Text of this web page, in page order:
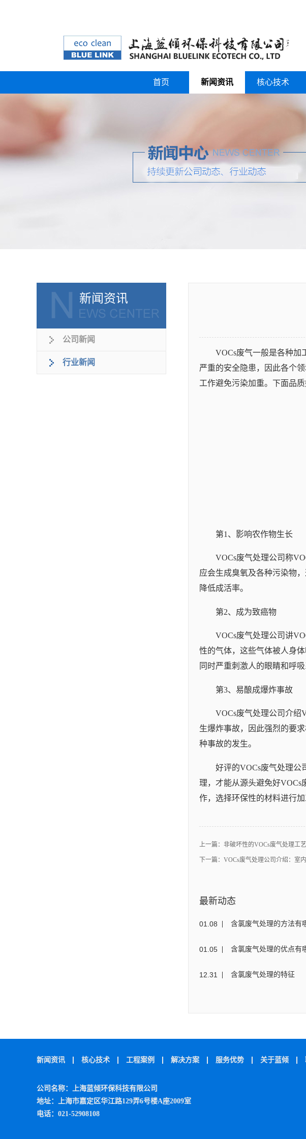
首页 新闻资讯 核心技术
新闻资讯
公司新闻
行业新闻
VOCs废气一般是各种加
严重的安全隐患，因此各个
工作避免污染加重。下面品
第1、影响农作物生长
VOCs废气处理公司称
应会生成臭氧及各种污染物
降低成活率。
第2、成为致癌物
VOCs废气处理公司讲
性的气体，这些气体被人身
同时严重刺激人的眼睛和呼
第3、易酿成爆炸事故
VOCs废气处理公司介绍
生爆炸事故，因此强烈的要
种事故的发生。
好评的VOCs废气处理公
理，才能从源头避免好VOCs
作，选择环保性的材料进行
上一篇： 非破坏性的VOCs废气处理工
下一篇： VOCs废气处理公司介绍：室
最新动态
01 08 含氯废气处理的方法有
01 05 含氯废气处理的优点有
12 31 含氯废气处理的特征
新闻资讯 核心技术 工程案例 解决方案 服务优势 关于蓝倾
公司名称：上海蓝倾环保科技有限公司
地址：上海市嘉定区华江路129弄6号楼A座2009室
电话：021-52908108